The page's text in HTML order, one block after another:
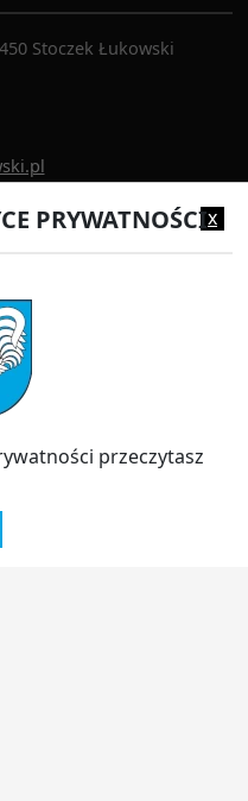
Stoczek Łukowski
x
PRYWATNOŚCI
przeczytasz